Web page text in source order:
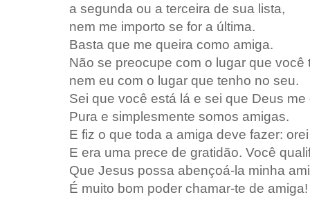
a segunda ou a terceira de sua lista,
nem me importo se for a última.
Basta que me queira como amiga.
Não se preocupe com o lugar que você
nem eu com o lugar que tenho no seu.
Sei que você está lá e sei que Deus
Pura e simplesmente somos amigas.
E fiz o que toda a amiga deve fazer:
E era uma prece de gratidão. Você
Que Jesus possa abençoá-la minha
É muito bom poder chamar-te de amiga!